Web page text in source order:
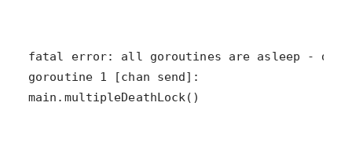
main.multipleDeathLock()